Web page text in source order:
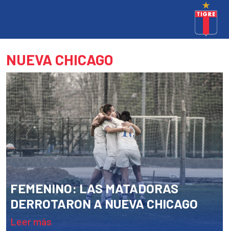
NUEVA CHICAGO
FEMENINO: LAS MATADORAS
DERROTARON A NUEVA CHICAGO
leer más